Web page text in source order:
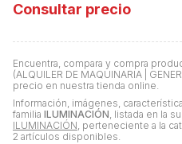
Encuentra, compara y compra
(ALQUILER DE MAQUINARIA |
precio en nuestra tienda online.
Información, imágenes,
familia ILUMINACIÓN, listada en la
ILUMINACIÓN, perteneciente a la
2 artículos disponibles.
Consultar precio